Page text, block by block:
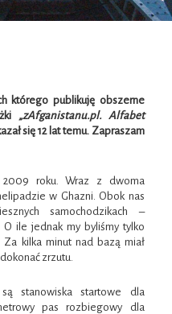
którego publikuję obszerne
„zAfganistanu.pl. Alfabet
się 12 lat temu. Zapraszam
roku. Wraz z dwoma
w Ghazni. Obok nas
samochodzikach –
ile jednak my byliśmy tylko
kilka minut nad bazą miał
zrzutu.
stanowiska startowe dla
pas rozbiegowy dla